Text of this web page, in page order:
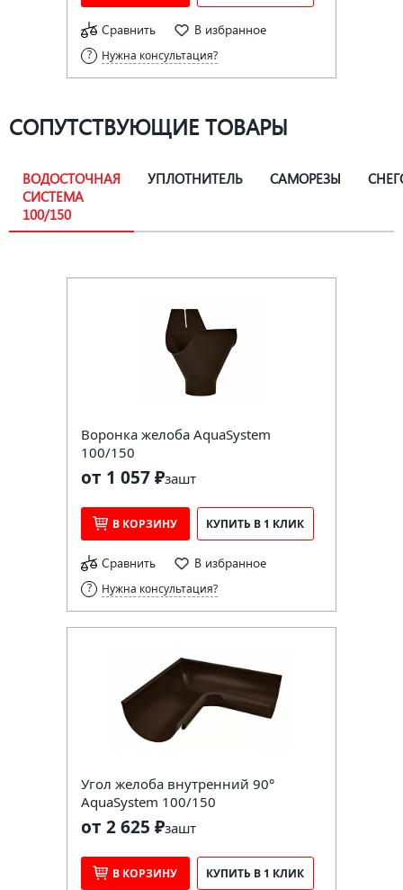
Сравнить В избранное
Нужна консультация?
СОПУТСТВУЮЩИЕ ТОВАРЫ
ВОДОСТОЧНАЯ
СИСТЕМА
100/150
УПЛОТНИТЕЛЬ САМОРЕЗЫ
Воронка желоба AquaSystem
100/150
от 1 057 ₽зашт
В КОРЗИНУ КУПИТЬ В 1 КЛИК
Сравнить В избранное
Нужна консультация?
Угол желоба внутренний 90°
AquaSystem 100/150
от 2 625 ₽зашт
В КОРЗИНУ КУПИТЬ В 1 КЛИК